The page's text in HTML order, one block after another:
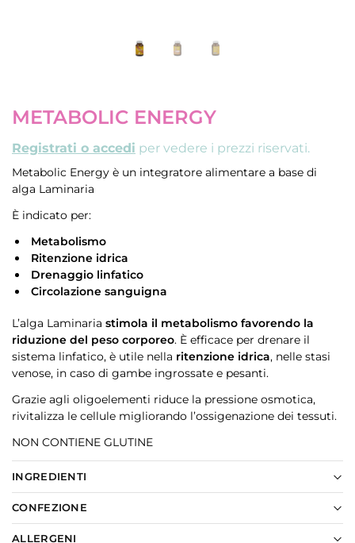
METABOLIC ENERGY
Registrati o accedi per vedere i prezzi riservati.
Metabolic Energy è un integratore alimentare a base di
alga Laminaria
È indicato per:
Metabolismo
­ Ritenzione idrica
­ Drenaggio linfatico
­ Circolazione sanguigna
L’alga Laminaria stimola il metabolismo favorendo la
riduzione del peso corporeo. È efficace per drenare il
sistema linfatico, è utile nella ritenzione idrica, nelle stasi
venose, in caso di gambe ingrossate e pesanti.
Grazie agli oligoelementi riduce la pressione osmotica,
rivitalizza le cellule migliorando l’ossigenazione dei tessuti.
NON CONTIENE GLUTINE
INGREDIENTI
CONFEZIONE
ALLERGENI